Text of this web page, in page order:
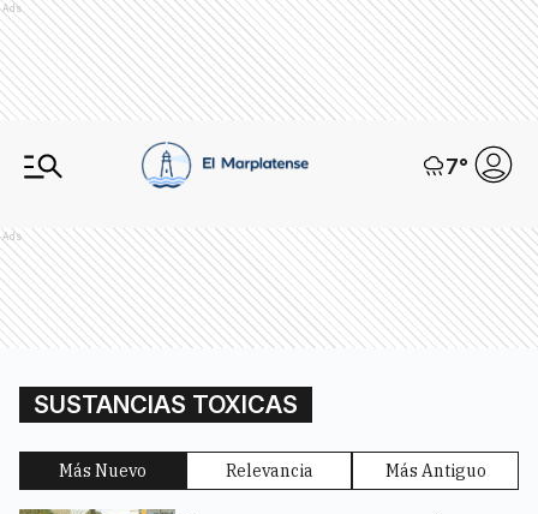
Ads
7°
Ads
SUSTANCIAS TOXICAS
Más Nuevo Relevancia Más Antiguo